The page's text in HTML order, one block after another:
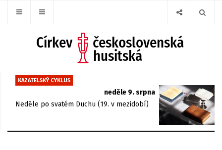
KAZATELSKÝ CYKLUS
neděle 9. srpna
Neděle po svatém Duchu (19. v mezidobí)